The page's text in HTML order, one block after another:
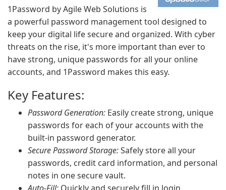
1Password by Agile Web Solutions is
a powerful password management tool designed to
keep your digital life secure and organized. With cyber
threats on the rise, it's more important than ever to
have strong, unique passwords for all your online
accounts, and 1Password makes this easy.
Key Features:
Password Generation: Easily create strong, unique
passwords for each of your accounts with the
built-in password generator.
Secure Password Storage:Safely store all your
passwords, credit card information, and personal
notes in one secure vault.